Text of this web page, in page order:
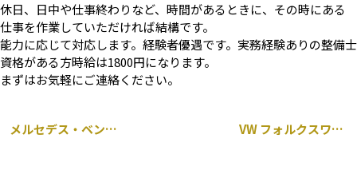
休日、日中や仕事終わりなど、時間があるときに、その時にある
仕事を作業していただければ結構です。
能力に応じて対応します。経験者優遇です。実務経験ありの整備士
資格がある方時給は1800円になります。
まずはお気軽にご連絡ください。
メルセデス・ベンツ W220 sクラス エアサス 交換 千葉市 VW フォルクスワーゲン ゴルフ ABS 警告灯 左リアスピードセンサー交換 千葉市